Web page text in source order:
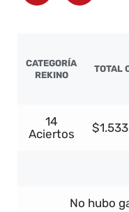
CATEGORÍA
REKINO
TOTAL
14
Aciertos
No hubo